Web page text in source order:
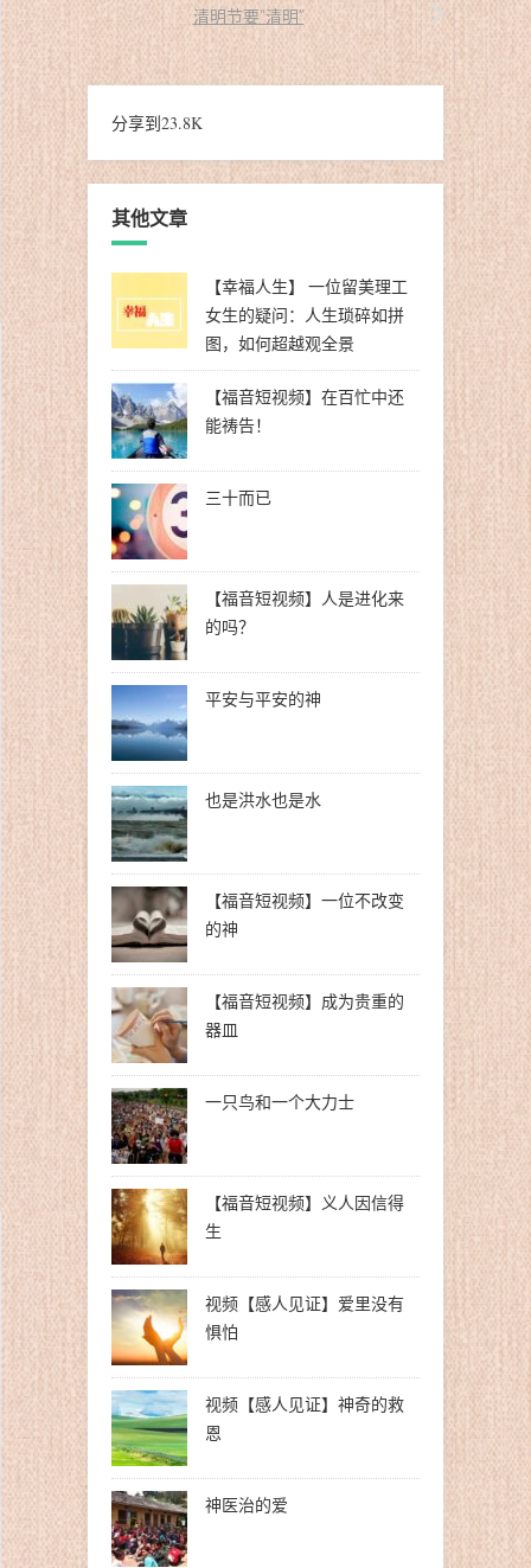
清明节要“清明”
分享到23.8K
其他文章
【幸福人生】 一位留美理工
女生的疑问：人生琐碎如拼
图，如何超越观全景
【福音短视频】在百忙中还
能祷告！
三十而已
【福音短视频】人是进化来
的吗？
平安与平安的神
也是洪水也是水
【福音短视频】一位不改变
的神
【福音短视频】成为贵重的
器皿
一只鸟和一个大力士
【福音短视频】义人因信得
生
视频【感人见证】爱里没有
惧怕
视频【感人见证】神奇的救
恩
神医治的爱